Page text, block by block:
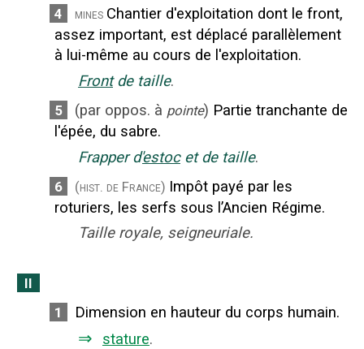
4 mines Chantier d'exploitation dont le front,
assez important, est déplacé parallèlement
à lui-même au cours de l'exploitation.
Front de taille.
5 (par oppos. à pointe) Partie tranchante de
l'épée, du sabre.
Frapper d'estoc et de taille.
6 (hist. de France) Impôt payé par les
roturiers, les serfs sous l’Ancien Régime.
Taille royale, seigneuriale.
II
1
Dimension en hauteur du corps humain.
⇒ stature.